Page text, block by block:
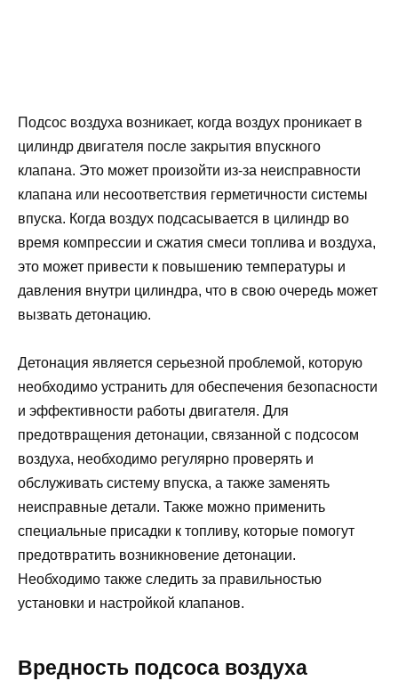
Подсос воздуха возникает, когда воздух проникает в
цилиндр двигателя после закрытия впускного
клапана. Это может произойти из-за неисправности
клапана или несоответствия герметичности системы
впуска. Когда воздух подсасывается в цилиндр во
время компрессии и сжатия смеси топлива и воздуха,
это может привести к повышению температуры и
давления внутри цилиндра, что в свою очередь может
вызвать детонацию.
Детонация является серьезной проблемой, которую
необходимо устранить для обеспечения безопасности
и эффективности работы двигателя. Для
предотвращения детонации, связанной с подсосом
воздуха, необходимо регулярно проверять и
обслуживать систему впуска, а также заменять
неисправные детали. Также можно применить
специальные присадки к топливу, которые помогут
предотвратить возникновение детонации.
Необходимо также следить за правильностью
установки и настройкой клапанов.
Вредность подсоса воздуха